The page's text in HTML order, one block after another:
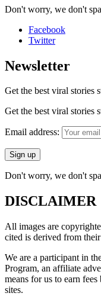
Don't worry, we don't
Facebook
Twitter
Newsletter
Get the best viral stories
Get the best viral stories
Email address:
Don't worry, we don't
DISCLAIMER
All images are
cited is derived from
We are a participant in
Program, an affiliate
means for us to earn
sites.